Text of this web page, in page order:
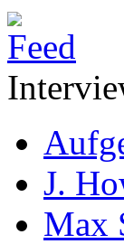
J.
Max